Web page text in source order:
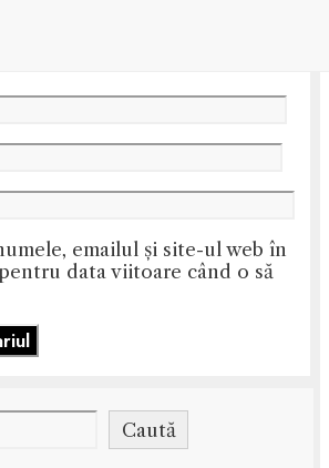
emailul și site-ul web în
data viitoare când o să
Caută